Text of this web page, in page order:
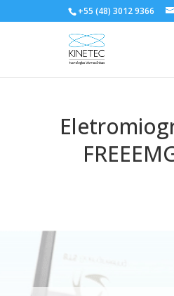
+55 (48) 3012 9366